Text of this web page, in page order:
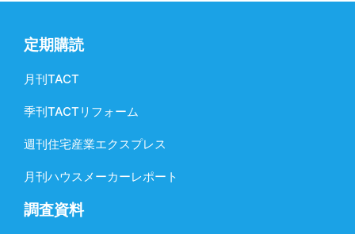
定期購読
月刊TACT
季刊TACTリフォーム
週刊住宅産業エクスプレス
月刊ハウスメーカーレポート
調査資料